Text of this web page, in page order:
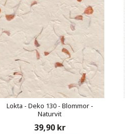
Lokta - Deko 130 - Blommor -
Naturvit
39,90 kr